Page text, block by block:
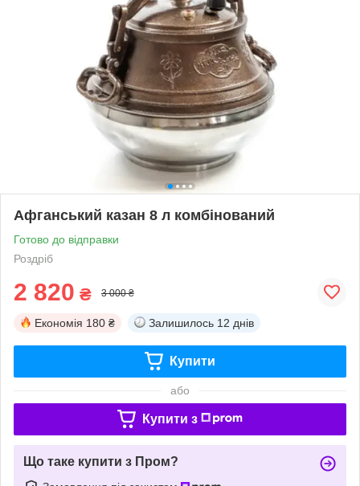
Афганський казан 8 л комбінований
Готово до відправки
Роздріб
2 820 ₴ 3 000 ₴
Економія 180 ₴ Залишилось 12 днів
Купити
або
Купити з
Що таке купити з Пром?